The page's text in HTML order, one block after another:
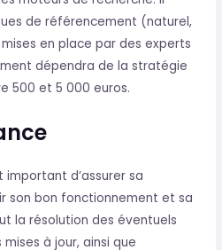
de référencement (naturel,
en place par des experts
dépendra de la stratégie
500 et 5 000 euros.
important d’assurer sa
son bon fonctionnement et sa
la résolution des éventuels
à jour, ainsi que